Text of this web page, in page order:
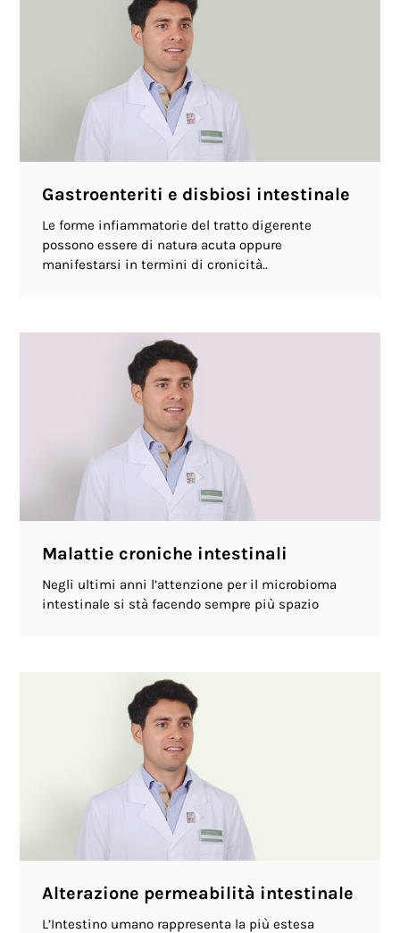
Gastroenteriti e disbiosi intestinale
Le forme infiammatorie del tratto digerente
possono essere di natura acuta oppure
manifestarsi in termini di cronicità..
Malattie croniche intestinali
Negli ultimi anni l’attenzione per il microbioma
intestinale si stà facendo sempre più spazio
Alterazione permeabilità intestinale
L’Intestino umano rappresenta la più estesa